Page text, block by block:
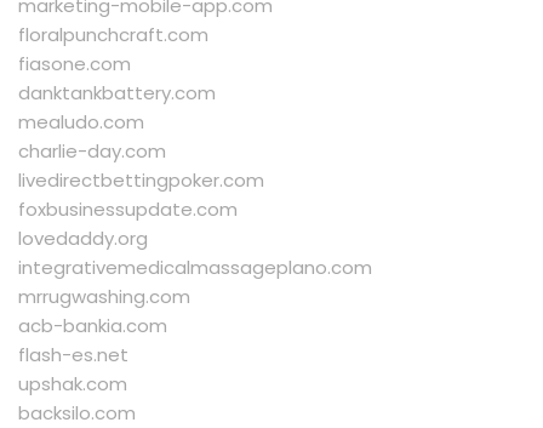
marketing-mobile-app.com
floralpunchcraft.com
fiasone.com
danktankbattery.com
mealudo.com
charlie-day.com
livedirectbettingpoker.com
foxbusinessupdate.com
lovedaddy.org
integrativemedicalmassageplano.com
mrrugwashing.com
acb-bankia.com
flash-es.net
upshak.com
backsilo.com